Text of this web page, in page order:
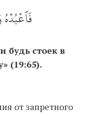
будь стоек в
(19:65).
от запретного